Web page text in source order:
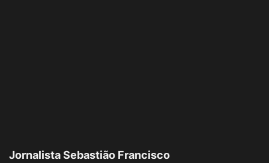
Jornalista Sebastião Francisco